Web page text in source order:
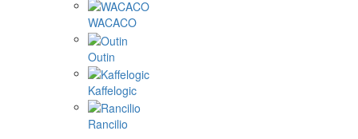
WACACO
Outin
Kaffelogic
Rancilio